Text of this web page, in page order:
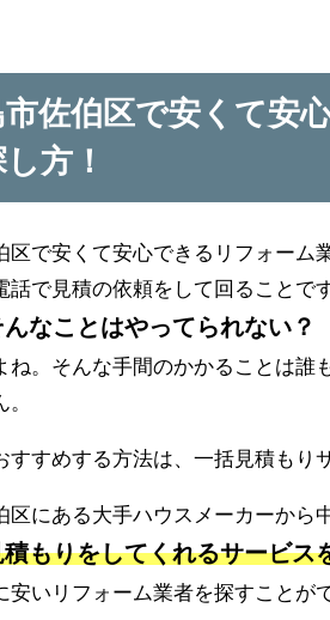
市佐伯区で安くて安
方！
区で安くて安心できるリフォーム
話で見積の依頼をして回ることです
んなことはやってられない？
ね。そんな手間のかかることは誰
すすめする方法は、一括見積もり
区にある大手ハウスメーカーから
もりをしてくれるサービス
安いリフォーム業者を探すことが